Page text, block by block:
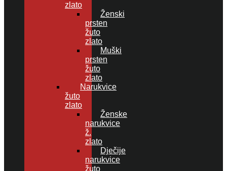
zlato
Ženski
prsten
žuto
zlato
Muški
prsten
žuto
zlato
Narukvice
žuto
zlato
Ženske
narukvice
ž.
zlato
Dječije
narukvice
žuto